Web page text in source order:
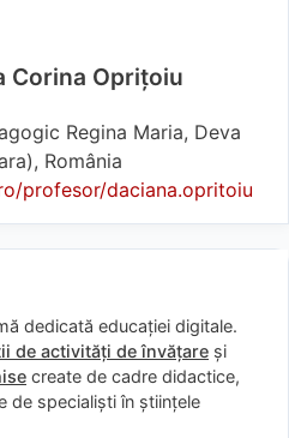
Corina Oprițoiu
Regina Maria, Deva
România
profesor/daciana.opritoiu
dedicată educației digitale.
de activități de învățare și
create de cadre didactice,
de specialiști în științele